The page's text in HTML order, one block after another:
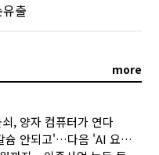
출
more
, 양자 컴퓨터가 연다
'마그네슘 되고 칼슘 안되고'…다음 'AI 요약' 갈 길은